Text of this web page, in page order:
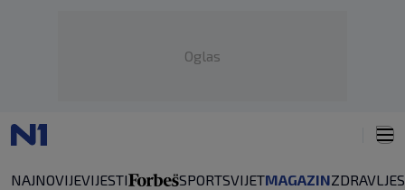
Oglas
NAJNOVIJEVIJESTI SPORTSVIJETMAGAZINZDRAVLJE